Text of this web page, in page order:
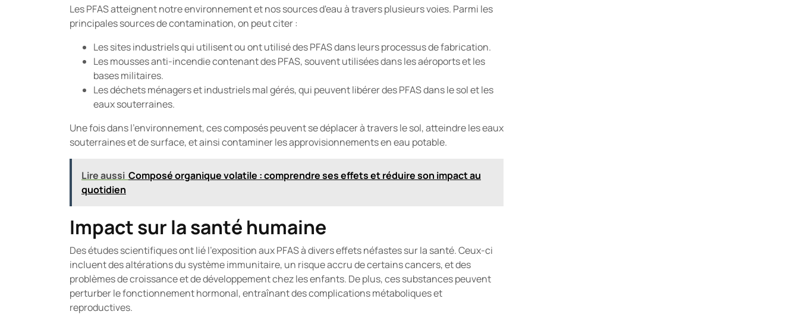
Les PFAS atteignent notre environnement et nos sources d'eau à travers plusieurs voies. Parmi les
principales sources de contamination, on peut citer :
Les sites industriels qui utilisent ou ont utilisé des PFAS dans leurs processus de fabrication.
Les mousses anti-incendie contenant des PFAS, souvent utilisées dans les aéroports et les
bases militaires.
Les déchets ménagers et industriels mal gérés, qui peuvent libérer des PFAS dans le sol et les
eaux souterraines.
Une fois dans l'environnement, ces composés peuvent se déplacer à travers le sol, atteindre les eaux
souterraines et de surface, et ainsi contaminer les approvisionnements en eau potable.
Lire aussi Composé organique volatile : comprendre ses effets et réduire son impact au
quotidien
Impact sur la santé humaine
Des études scientifiques ont lié l'exposition aux PFAS à divers effets néfastes sur la santé. Ceux-ci
incluent des altérations du système immunitaire, un risque accru de certains cancers, et des
problèmes de croissance et de développement chez les enfants. De plus, ces substances peuvent
perturber le fonctionnement hormonal, entraînant des complications métaboliques et
reproductives.